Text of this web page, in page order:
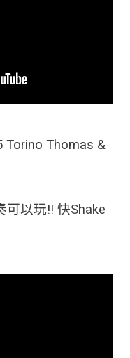
Torino Thomas &
以玩!! 快Shake